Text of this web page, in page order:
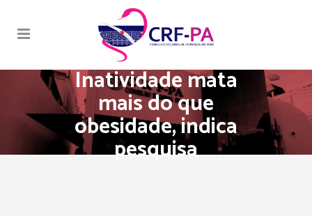
Inatividade mata
mais do que
obesidade, indica
pesquisa